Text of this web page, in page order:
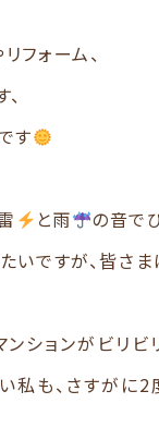
フォーム、
す
と雨
の音で
ですが、皆さま
ションがビリビ
私も、さすがに